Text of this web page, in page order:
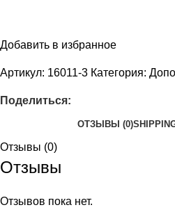
Добавить в избранное
Артикул: 16011-3 Категория:
Поделиться:
ОТЗЫВЫ (0)
Отзывы (0)
Отзывы
Отзывов пока нет.